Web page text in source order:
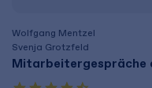
Wolfgang Mentzel
Svenja Grotzfeld
Mitarbeitergespräche